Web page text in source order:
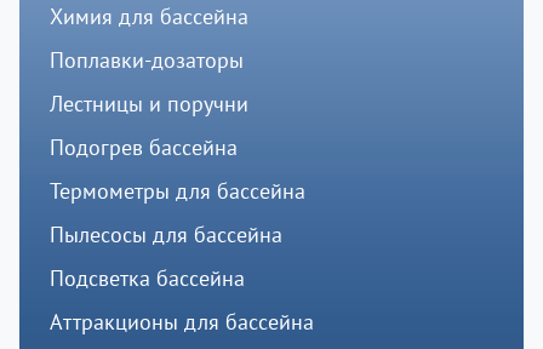
Химия для бассейна
Поплавки-дозаторы
Лестницы и поручни
Подогрев бассейна
Термометры для бассейна
Пылесосы для бассейна
Подсветка бассейна
Аттракционы для бассейна